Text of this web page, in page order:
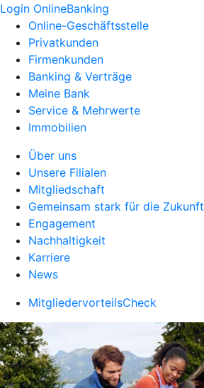
Login OnlineBanking
Online-Geschäftsstelle
Privatkunden
Firmenkunden
Banking & Verträge
Meine Bank
Service & Mehrwerte
Immobilien
Über uns
Unsere Filialen
Mitgliedschaft
Gemeinsam stark für die Zukunft
Engagement
Nachhaltigkeit
Karriere
News
MitgliedervorteilsCheck